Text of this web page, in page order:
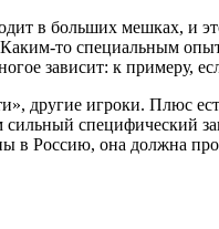
в больших мешках, и
то специальным
зависит: к примеру,
другие игроки. Плюс
специфический
в Россию, она должна